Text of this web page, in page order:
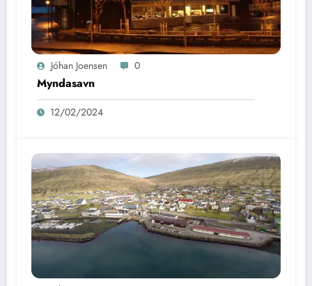
Jóhan Joensen 0
Myndasavn
12/02/2024